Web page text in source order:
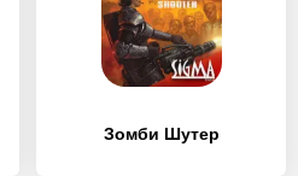
Зомби Шутер